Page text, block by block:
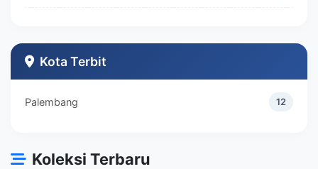
Teknik Industri
Kota Terbit
Palembang 12
Koleksi Terbaru